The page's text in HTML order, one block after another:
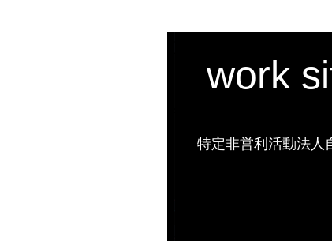
work
特定非営利活動法人自